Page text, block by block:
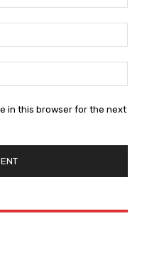
in this browser for the next